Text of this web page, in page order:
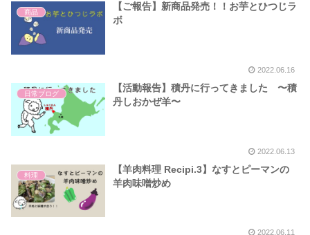
商品
【ご報告】新商品発売！！お芋とひつじラ
ボ
2022.06.16
日常ブログ
【活動報告】積丹に行ってきました 〜積
丹しおかぜ羊〜
2022.06.13
料理
【羊肉料理 Recipi.3】なすとピーマンの
羊肉味噌炒め
2022.06.11